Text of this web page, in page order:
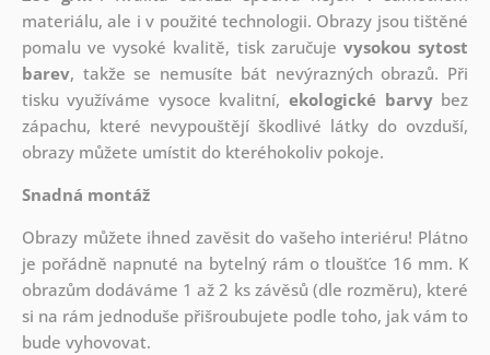
materiálu, ale i v použité technologii. Obrazy jsou tištěné
pomalu ve vysoké kvalitě, tisk zaručuje vysokou sytost
barev, takže se nemusíte bát nevýrazných obrazů. Při
tisku využíváme vysoce kvalitní,ekologické barvybez
zápachu, které nevypouštějí škodlivé látky do ovzduší,
obrazy můžete umístit do kteréhokoliv pokoje.
Snadná montáž
Obrazy můžete ihned zavěsit do vašeho interiéru! Plátno
je pořádně napnuté na bytelný rám o tloušťce 16 mm. K
obrazům dodáváme 1 až 2 ks závěsů (dle rozměru), které
si na rám jednoduše přišroubujete podle toho, jak vám to
bude vyhovovat.